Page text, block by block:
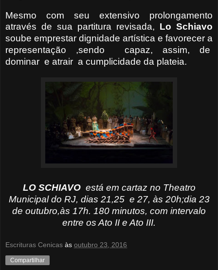
Mesmo com seu extensivo prolongamento
através de sua partitura revisada, Lo Schiavo
soube emprestar dignidade artística e favorecer a
representação ,sendo capaz, assim, de
dominar e atrair a cumplicidade da plateia.
LO SCHIAVO está em cartaz no Theatro
Municipal do RJ, dias 21,25 e 27, às 20h;dia 23
de outubro,às 17h. 180 minutos, com intervalo
entre os Ato II e Ato III.
Escrituras Cenicas às outubro 23, 2016
Compartilhar